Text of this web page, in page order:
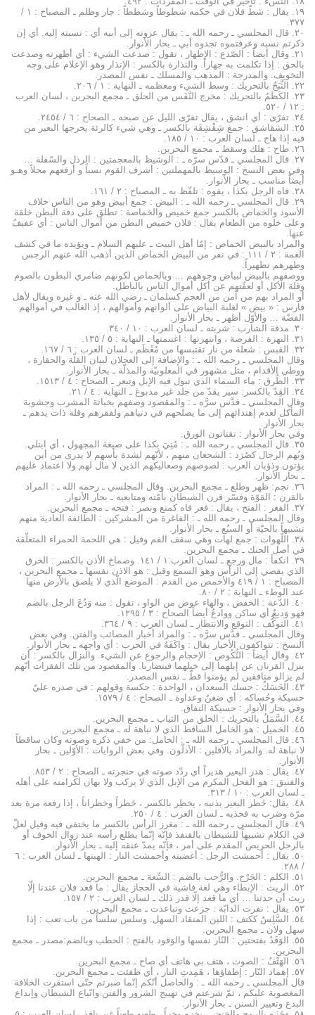
۱۹. يقال : شطّ فلان في حكمه شطوطاً وشططاً : جار وظلم ـ المصباح : ۱ /
۳۷۷.
۲۰. قال المجلسي ـ رحمه الله ـ : يقال عزوته إلى أبيه أي : نسبته إليه. أي إن
ذكرتم نسبه وعرفتموه تجدوه أبي ـ بحار الأنوار.
۲۱. وقال أيضاً : الصّدع : الإظهار ، تقول : صدعت الشيء : أي أظهرته وصدعت
بالحق : إذا تكلمت به جهاراً. والنذارة بالكسر : الإنذار وهو الإعلام على وجه
التخويف. والمدرجة : المذهب والمسلك ـ نفس المصدر.
۲۲. الثَّبَجُ بالتحريك : وسط الشيء ومعظمه ـ النهاية : ۱ / ۲۰٦.
۲۳. الكَظَمُ بالتحريك : مخرج النَّفَس من الحلق ـ مجمع البحرين ، لسان العرب
: ۱۲ / ٥۲۰.
۲٤. تفرّى : أي انشق ، يقال تفرّى الليل عن صبحه ـ الصحاح : ٦ / ۲٤٥٤.
۲٥. الشقاشق : جمع شِقْشِقَة بالكسر ـ وهي شيء كالرئة يخرجها البعير من
فيه إذا هاج ـ لسان العرب : ۱۰ / ۱۸٥.
۲٦. طاح : هلك وسقط ـ مجمع البحرين.
۲۷. قال المجلسي ـ قدّس سرّه ـ : الوشيظ بالمعجمتين : الرذل والسّفلة …
وفي بعض النسخ : الوسيط بالمهملتين : أشرف القوم نسباً و أرفعهم محلاً وهـو
أيضاً مناسب ـ بحار الأنوار.
۲۸. فاه الرجل بكذا ، يفوه : تلفّظ به ـ المصباح : ۲ / ۱٦۱.
۲۹. قال المجلسي ـ رحمه الله ـ : البيض : جمع أبيض وهو من الناس خلاف
الأسود والخماص بالكسر جمع خميص والخماصة : تطلق على دقة البطن خلقة
وعلى خلوه من الطعام يقال : فلان خميص البطن من أموال الناس : أي عفيفٌ
عنها.
والمراد بالبيض الخماص : إمّا أهل البيت ـ عليهم السلام ـ ويؤيده ما في كشف
الغمة : ۲ / ۱۱۱ : في نفر من البيض الخماص الذين أذهب الله عنهم الرجس
وطهرهم تطهيراً.
ووصفهم بالبيض لبياض وجوههم … وبالخماص لكونهم ضامري البطون بالصوم
وقلة الأكل أو لعفّتهم عن أكل أموال الناس بالباطل.
أو المراد بهم من آمن من العجم كسلمان ـ رضي الله عنه ـ و غيره ويقال لأهل
فارس : « بيض » لغلبة البياض على ألوانهم وأموالهم ، إذ الغالب في أموالهم
الفضّة … والأوّل أظهر ـ بحار الأنوار.
۳۰. مذقة الشارب : شربته ـ لسان العرب : ۱۰ / ۳٤۰.
۳۱. النهزة : الفرصة ، وانتهزتها : اغتنمتها ـ النهاية : ٥ / ۱۳٥.
۳۲. القبس : شعلة من نار تقتبسها من مُعْظَم ـ لسان العرب : ٦ / ۱٦۷.
وقال المجلسي ـ رحمه الله ـ : والإضافة إلى العجلان لبيان القلّة والحقارة ،
ووطي الأقدام ، مثل مشهور في المغلوبيّة والمذلّة ـ بحار الأنوار.
۳۳. الطَّرق : ماء السماء الذي تبول فيه الإبل وتبعر ـ الصحاح : ٤ / ۱٥۱۳.
۳٤. القِدّ بالكسر: سير يقدّ من جلد غير مدبوغ ـ النهاية : ٤ / ۲۱.
وقال المجلسي ـ قدَّس سرَّه ـ : والمقصود وصفهم بخباثة المشرب وجشوبة
المأكل لعدم إهتدائهم إلى ما يصلحهم في دنياهم ولفقرهم وقلة ذات يدهم ـ
بحار الأنوار.
وفي بحار الأنوار : تقتاتون الورق.
۳٥. قال المجلسي ـ رحمه الله ـ : مُنِيَ بكذا على صيغة المجهول ، أي ابتلي.
وَبُهم الرجال كصُرَد : الشجعان منهم ، لأنّهم لشدة بأسهم لا يدرى من أين
يؤتون وذؤبان العرب : لصوصهم وصعاليكهم الذين لا مال لهم ولا اعتماد عليهم
ـ بحار الأنوار.
۳٦. نجم: ظهر وطلع ـ مجمع البحرين. وقال المجلسي ـ رحمه الله ـ : المراد
بالقرن : القوّة وفسّر قرن الشيطان بأمّته ومتابعيه ـ بحار الأنوار.
۳۷. الفغر : الفتح ، يقال : فغر فاه كمنع ونصر : فتحه ـ مجمع البحرين.
وقال المجلسي ـ رحمه الله ـ : الفاغرة من المشركين : الطائفة العادية منهم
تشبيهاً بالحيّة أو السبُع ـ بحار الأنوار.
۳۸. اللّهوات : جمع لهات وهي سقف الفم وقيل : هي اللحمة الحمراء المتعلّقة
في أصل الحنك ـ مجمع البحرين.
۳۹. انكفأ : مال ورجع ـ لسان العرب:۱ / ۱٤۱. وصماخ الأذن بالكسر : الخرق
الذي يفضي إلى الرأس وهو السمع وقيل : هو الاذن نفسها ـ مجمع البحرين ،
المصباح : ۱ / ٤۱۹ والأخمص من القدم : الموضع الّذي لا يلصق بالأرض منها
عند الوطء ـ النهاية : ۲ / ۸۰.
٤۰. الدّعة : الخفض ، والهاء عوض من الواو ، تقول : منه وَدُعَ الرجل بالضم
فهو وَديعٌ أي ساكن ووادعٌ أيضاً الصحاح : ۳ / ۱۲۹٥.
٤۱. التوكُّف : التوقع والانتظار ـ لسان العرب : ۹ / ۳٦٤.
وقال المجلسي ـ قدَّس سرَّه ـ : والمراد أخبار المصائب والفتن. وفي بعض
النسخ : تتواكفون الأخيار يقال : واكَفَهُ في الحرب : أي واجهه ـ بحار الأنوار.
٤۲. وقال أيضاً : النُّكُوص : الإحجام والرجوع عن الشيء. والنزال بالكسر : أن
ينزل القرنان عن إبلهما إلى خيلهما فيتضاربا. والمقصود من تلك الفقرات أنّهم
لم يزالو منافقين لم يؤمنوا قطّ ـ نفس المصدر.
٤۳. الحَسَكُ : حسك السعدان ، الواحدة : حكسة وقولهم : في صدره عليّ
حسيكة وحُساكه : أي ضغنٌ وعداوة ـ الصحاح : ٤ / ۱٥۷۹.
وفي بحار الأنوار : حسيكة النفاق.
٤٤. السَّمَلُ بالتحريك : الخلق من الثياب ـ مجمع البحرين.
٤٥. الخميل : هو الخامل الساقط الذي لا نباهة له ـ مجمع البحرين.
٤٦. قال المجلسي ـ رحمه الله ـ : الخامل: من خفي ذكره وصوته وكان ساقطاً
لا نباهة له. والمراد بالأقلين : الأذلّون. وفي بعض الروايات : الأوّلين ـ بحار
الأنوار.
٤۷. يقال : هدر البعير هديراً أي ردّد صوته في حنجرته ـ الصحاح : ۲ / ۸٥۳.
والفنيق : هو الفحل المكرم من الإبل الذي لا يركب ولا يهان لكرامته على أهله
ـ لسان العرب : ۱۰ / ۳۱۳.
٤۸. يقال: خَطر البعير بذنبه ، يخطِر بالكسر ، خَطراً وخطراناً ، إذا رفعه مرة بعد
مرّة وضرب به فخذيه ـ لسان العرب : ٤ / ۲٥۰.
٤۹. قال المجلسي ـ رحمه الله ـ : مغرز الرأس بالكسر ما يختفى فيه وقيل لعلّ
في الكلام تشبيهاً للشيطان بالقنفذ فإنّه إنّما يطلع رأسه عند زوال الخوف أو
بالرجل الحريص المقدم على أمر ، فإنّه يمدّ عنقه إليه ـ بحار الأنوار.
٥۰. يقال : أحمشت الرجل : أغضبته وأحمشت النار : الهبتها ـ لسان العرب : ٦
/ ۲۸۸.
٥۱. الكلم : الجَرْح. والرُّحب بالضم : السِّعة ـ مجمع البحرين.
٥۲. الريث : الإبطاء وهي لغة فاشية في الحجاز يقال : ما قعد فلان عندنا إلّا
ريث أن حدثنا … أي ما قعد إلّا قدر ذلك ـ لسان العرب : ۲ / ۱٥۷.
٥۳. يقال : نفرت الدابّة : جزعت وتباعدت ـ مجمع البحرين.
٥٤. السَّلِسُ ككتف : اللين المنقاد السهل. وسلس سلساً من باب تعب : إذا
سهل ولان ـ مجمع البحرين.
٥٥. الوَقَدُ بفتحتين : النّار نفسها والوَقود بالفتح : الحطب وبالضم:مصدر ـ مجمع
البحرين.
٥٦. الهَتْفُ : الصوت ، هتف بي هاتف أي صاح ـ مجمع البحرين.
٥۷. إهماد النّار : إطفاؤها ، هَمِدتِ النار ، أي طفئت ـ مجمع البحرين.
قال المجلسي ـ رحمه الله ـ : والحاصل أنّكم إنّما صبرتم حتّى استقرت الخلافة
المغصوبة عليكم ، ثمّ شرعتم في تهييج الشرور والفتن واتّباع الشيطان وإبداع
البدع وتغيير السنن ـ بحار الأنوار.